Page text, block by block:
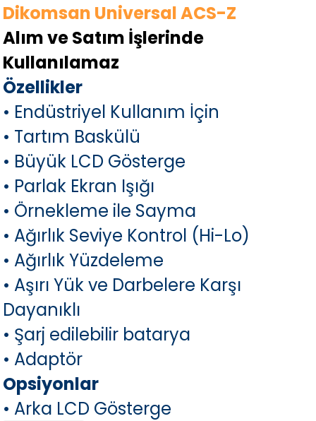
Dikomsan Universal ACS-Z
Alım ve Satım İşlerinde
Kullanılamaz
Özellikler
• Endüstriyel Kullanım İçin
• Tartım Baskülü
• Büyük LCD Gösterge
• Parlak Ekran Işığı
• Örnekleme ile Sayma
• Ağırlık Seviye Kontrol (Hi-Lo)
• Ağırlık Yüzdeleme
• Aşırı Yük ve Darbelere Karşı
Dayanıklı
• Şarj edilebilir batarya
• Adaptör
Opsiyonlar
• Arka LCD Gösterge